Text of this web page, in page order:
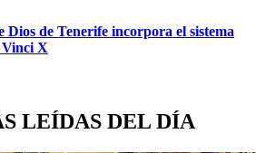
Dios de Tenerife incorpora el sistema
X
LEÍDAS DEL DÍA